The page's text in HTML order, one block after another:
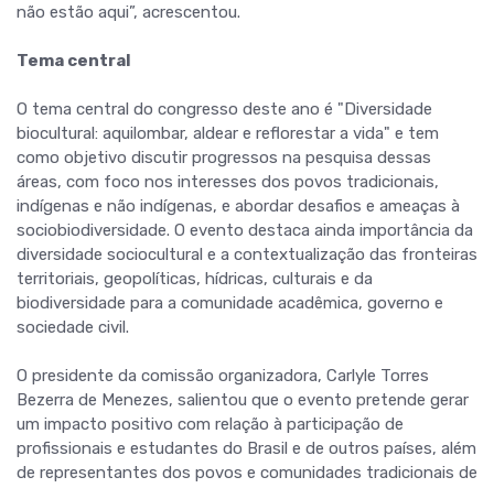
não estão aqui”, acrescentou.
Tema central
O tema central do congresso deste ano é "Diversidade
biocultural: aquilombar, aldear e reflorestar a vida" e tem
como objetivo discutir progressos na pesquisa dessas
áreas, com foco nos interesses dos povos tradicionais,
indígenas e não indígenas, e abordar desafios e ameaças à
sociobiodiversidade. O evento destaca ainda importância da
diversidade sociocultural e a contextualização das fronteiras
territoriais, geopolíticas, hídricas, culturais e da
biodiversidade para a comunidade acadêmica, governo e
sociedade civil.
O presidente da comissão organizadora, Carlyle Torres
Bezerra de Menezes, salientou que o evento pretende gerar
um impacto positivo com relação à participação de
profissionais e estudantes do Brasil e de outros países, além
de representantes dos povos e comunidades tradicionais de